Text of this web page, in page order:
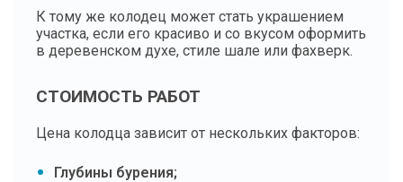
К тому же колодец может стать украшением
участка, если его красиво и со вкусом оформить
в деревенском духе, стиле шале или фахверк.
СТОИМОСТЬ РАБОТ
Цена колодца зависит от нескольких факторов:
Глубины бурения;